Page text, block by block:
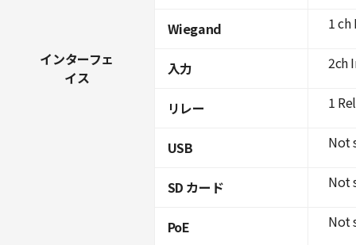
インターフェ
イス
Wiegand
入力
リレー
USB
SD カード
PoE
1
2ch
1
Not
Not
Not